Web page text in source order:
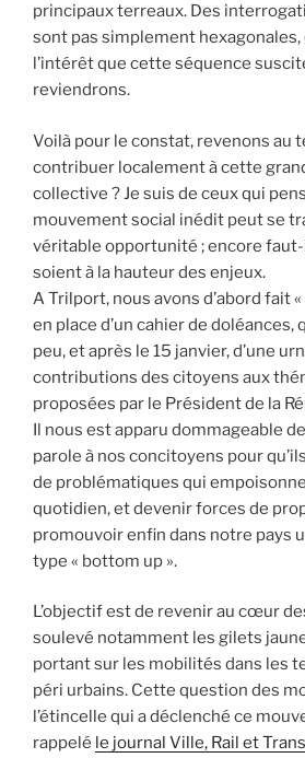
principaux terreaux. Des
sont pas simplement hexagonales,
l’intérêt que cette séquence
reviendrons.
Voilà pour le constat, revenons au
contribuer localement à cette
collective ? Je suis de ceux qui
mouvement social inédit peut se
véritable opportunité ; encore
soient à la hauteur des enjeux.
A Trilport, nous avons d’abord fait
en place d’un cahier de doléances,
peu, et après le 15 janvier, d’une
contributions des citoyens aux
proposées par le Président de la
Il nous est apparu dommageable
parole à nos concitoyens pour
de problématiques qui
quotidien, et devenir forces de
promouvoir enfin dans notre pays
type « bottom up ».
L’objectif est de revenir au cœur
soulevé notamment les gilets
portant sur les mobilités dans les
péri urbains. Cette question des
l’étincelle qui a déclenché ce
rappelé le journal Ville, Rail et